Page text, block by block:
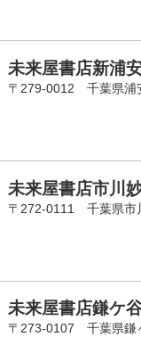
未来屋書店新浦
〒279-0012 千葉県浦
未来屋書店市川
〒272-0111 千葉県市
未来屋書店鎌ケ
〒273-0107 千葉県鎌